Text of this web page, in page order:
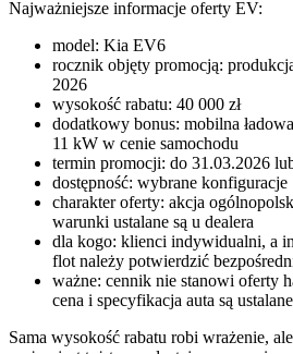
Najważniejsze informacje oferty EV:
model: Kia EV6
rocznik objęty promocją:
2026
wysokość rabatu: 40 000 zł
dodatkowy bonus: mobilna
11 kW w cenie samochodu
termin promocji: do 31.03.2026
dostępność: wybrane konfiguracje
charakter oferty: akcja
warunki ustalane są u dealera
dla kogo: klienci indywidualni, a
flot należy potwierdzić
ważne: cennik nie stanowi oferty
cena i specyfikacja auta są
Sama wysokość rabatu robi wrażenie,